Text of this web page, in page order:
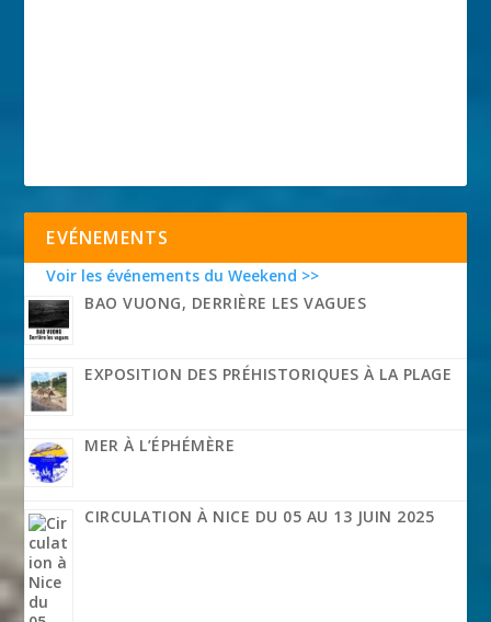
EVÉNEMENTS
Voir les événements du Weekend >>
BAO VUONG, DERRIÈRE LES VAGUES
EXPOSITION DES PRÉHISTORIQUES À LA PLAGE
MER À L’ÉPHÉMÈRE
CIRCULATION À NICE DU 05 AU 13 JUIN 2025